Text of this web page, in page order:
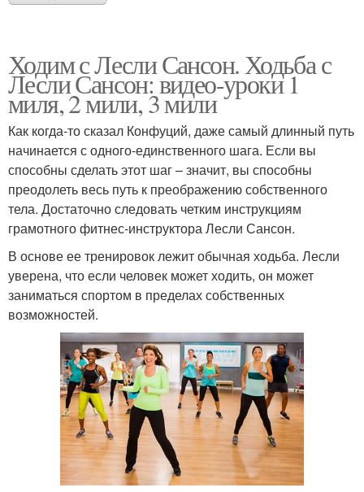
Ходим с Лесли Сансон. Ходьба с
Лесли Сансон: видео-уроки 1
миля, 2 мили, 3 мили
Как когда-то сказал Конфуций, даже самый длинный путь
начинается с одного-единственного шага. Если вы
способны сделать этот шаг – значит, вы способны
преодолеть весь путь к преображению собственного
тела. Достаточно следовать четким инструкциям
грамотного фитнес-инструктора Лесли Сансон.
В основе ее тренировок лежит обычная ходьба. Лесли
уверена, что если человек может ходить, он может
заниматься спортом в пределах собственных
возможностей.